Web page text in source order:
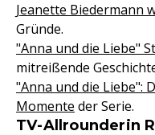
Jeanette Biedermann
Gründe.
"Anna und die Liebe"
mitreißende
"Anna und die Liebe":
Momente der Serie.
TV-Allrounderin